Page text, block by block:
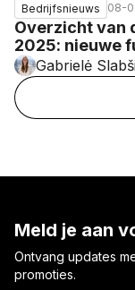
Bedrijfsnieuws 08-
Overzicht van
2025: nieuwe
Gabrielė
Meld je aan
Ontvang updates
promoties.